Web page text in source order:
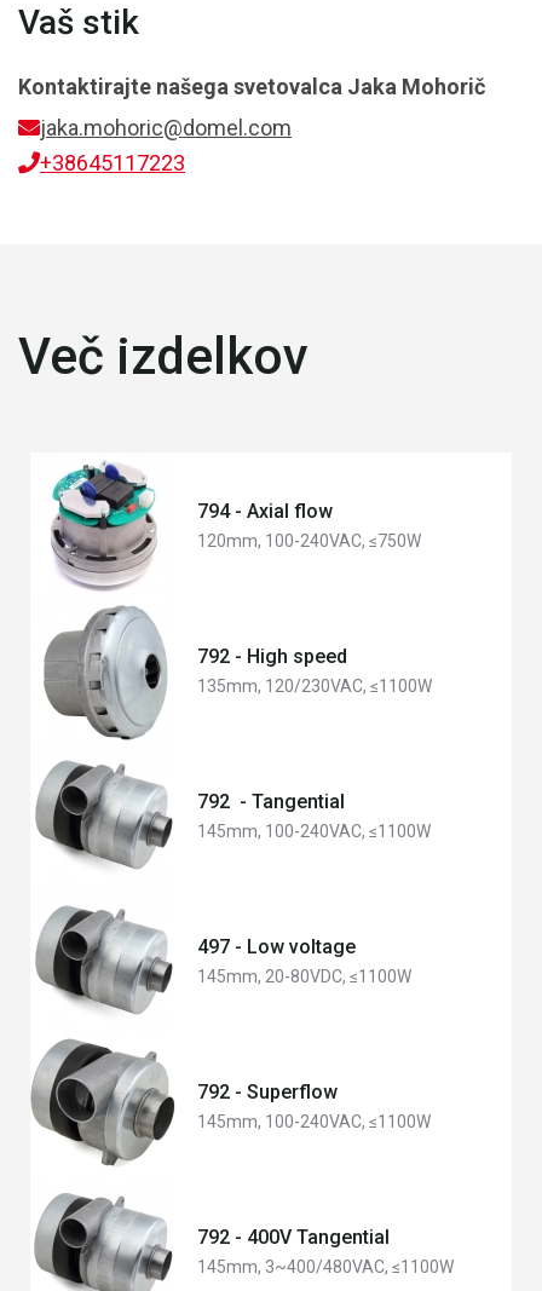
Vaš stik
Kontaktirajte našega svetovalca Jaka Mohorič
jaka.mohoric@domel.com
+38645117223
Več izdelkov
794 - Axial flow
120mm, 100-240VAC, ≤750W
792 - High speed
135mm, 120/230VAC, ≤1100W
792 - Tangential
145mm, 100-240VAC, ≤1100W
497 - Low voltage
145mm, 20-80VDC, ≤1100W
792 - Superflow
145mm, 100-240VAC, ≤1100W
792 - 400V Tangential
145mm, 3~400/480VAC, ≤1100W